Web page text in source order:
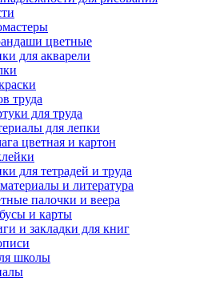
цветные
для акварели
труда
для труда
для лепки
цветная и картон
для тетрадей и труда
и литература
палочки и веера
и карты
и закладки для книг
школы